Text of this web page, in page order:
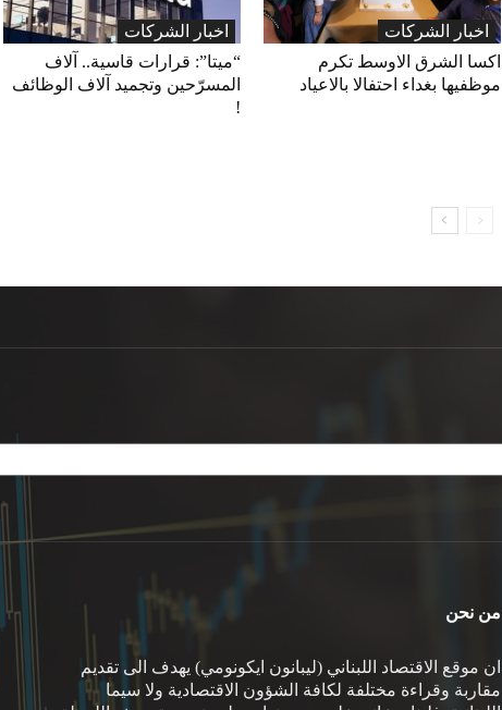
اخبار الشركات
“ميتا”: قرارات قاسية.. آلاف
المسرّحين وتجميد آلاف الوظائف
!
اخبار الشركات
اكسا الشرق الاوسط تكرم
موظفيها بغداء احتفالا بالاعياد
من نحن
ان موقع الاقتصاد اللبناني (ليبانون ايكونومي) يهدف الى تقديم
مقاربة وقراءة مختلفة لكافة الشؤون الاقتصادية ولا سيما